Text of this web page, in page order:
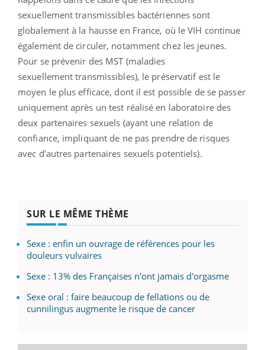
sexuellement transmissibles bactériennes sont
globalement à la hausse en France, où le VIH continue
également de circuler, notamment chez les jeunes.
Pour se prévenir des MST (maladies
sexuellement transmissibles), le préservatif est le
moyen le plus efficace, dont il est possible de se passer
uniquement après un test réalisé en laboratoire des
deux partenaires sexuels (ayant une relation de
confiance, impliquant de ne pas prendre de risques
avec d’autres partenaires sexuels potentiels).
SUR LE MÊME THÈME
Sexe : enfin un ouvrage de références pour les
douleurs vulvaires
Sexe : 13% des Françaises n'ont jamais d'orgasme
Sexe oral : faire beaucoup de fellations ou de
cunnilingus augmente le risque de cancer